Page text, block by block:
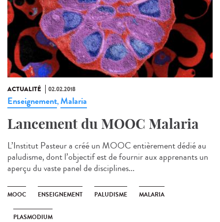
ACTUALITÉ 02.02.2018
Enseignement,Malaria
Lancement du MOOC Malaria
L’Institut Pasteur a créé un MOOC entièrement dédié au
paludisme, dont l’objectif est de fournir aux apprenants un
aperçu du vaste panel de disciplines...
MOOC ENSEIGNEMENT PALUDISME MALARIA
PLASMODIUM